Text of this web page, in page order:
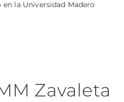
en la Universidad Madero
Zavaleta